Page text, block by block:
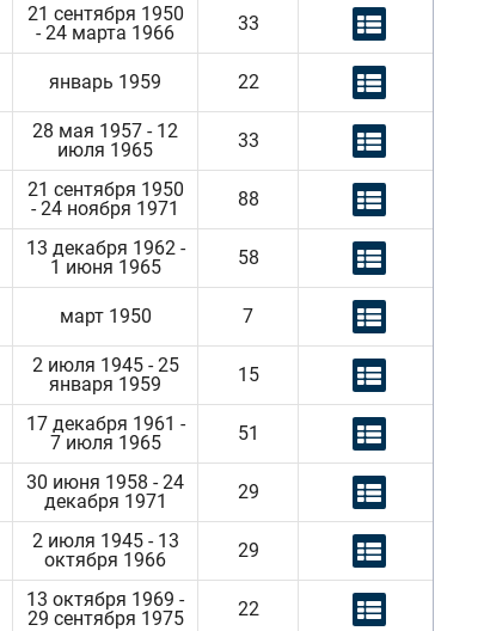
21 сентября 1950
- 24 марта 1966
33
январь 1959 22
28 мая 1957 - 12
июля 1965
33
21 сентября 1950
- 24 ноября 1971
88
13 декабря 1962 -
1 июня 1965
58
март 1950 7
2 июля 1945 - 25
января 1959
15
17 декабря 1961 -
7 июля 1965
51
30 июня 1958 - 24
декабря 1971
29
2 июля 1945 - 13
октября 1966
29
13 октября 1969 -
29 сентября 1975
22